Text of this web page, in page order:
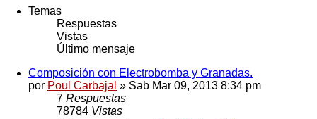
Temas
Respuestas
Vistas
Último mensaje
Composición con Electrobomba y Granadas.
por Poul Carbajal » Sab Mar 09, 2013 8:34 pm
7 Respuestas
78784 Vistas